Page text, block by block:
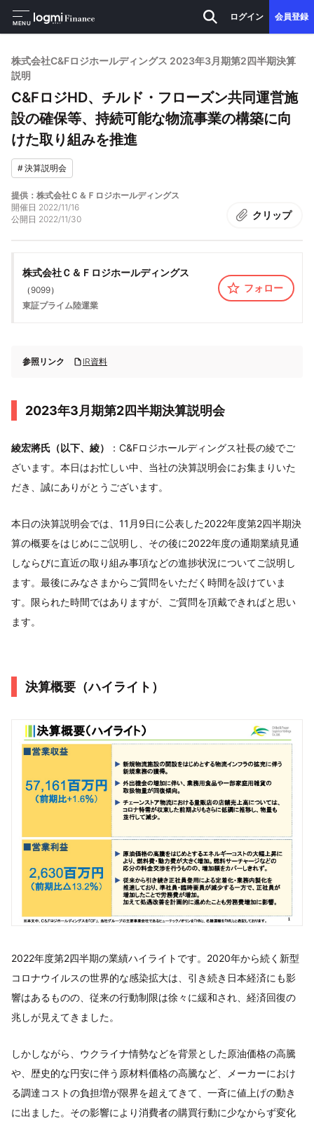
MENU
ログイン 会員登録
株式会社C&Fロジホールディングス 2023年3月期第2四半期決算
説明
C&FロジHD、チルド・フローズン共同運営施
設の確保等、持続可能な物流事業の構築に向
けた取り組みを推進
#決算説明会
提供：株式会社Ｃ＆Ｆロジホールディングス
開催日 2022/11/16
公開日 2022/11/30 クリップ
株式会社Ｃ＆Ｆロジホールディングス
（ 9099）
東証プライム陸運業
フォロー
参照リンク IR資料
2023年3月期第2四半期決算説明会
綾宏將氏（以下、綾）
：C&Fロジホールディングス社長の綾でご
ざいます。本日はお忙しい中、当社の決算説明会にお集まりいた
だき、誠にありがとうございます。
本日の決算説明会では、11月9日に公表した2022年度第2四半期決
算の概要をはじめにご説明し、その後に2022年度の通期業績見通
しならびに直近の取り組み事項などの進捗状況についてご説明し
ます。最後にみなさまからご質問をいただく時間を設けていま
す。限られた時間ではありますが、ご質問を頂戴できればと思い
ます。
決算概要（ハイライト）
2022年度第2四半期の業績ハイライトです。2020年から続く新型
コロナウイルスの世界的な感染拡大は、引き続き日本経済にも影
響はあるものの、従来の行動制限は徐々に緩和され、経済回復の
兆しが見えてきました。
しかしながら、ウクライナ情勢などを背景とした原油価格の高騰
や、歴史的な円安に伴う原材料価格の高騰など、メーカーにおけ
る調達コストの負担増が限界を超えてきて、一斉に値上げの動き
に出ました。その影響により消費者の購買行動に少なからず変化